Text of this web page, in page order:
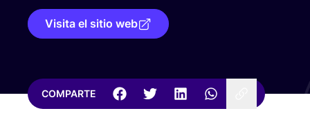
Visita el sitio web
COMPARTE